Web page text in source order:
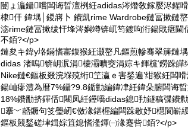
闄ょ灜鑷嚐闆诲晢澶栵紝adidas涔熸敎鎵嬮浕鍟
棣仠 鍏堣│鍐嶈卜 鐨凱rime Wardrobe鏈冨摗鏈
淧rime鏈冨摗绂忓埄涔嬩竴锛屼笉鍍呴洐鍚戝瘎
不銆?</p>
鏈夋キ鍏у垎鏋愭寚鍑猴紝灏嶅凡鏂煎幓骞翠簲鏈
didas 渚嗚锛岄泦涓櫦灞曠窔涓婃キ鍕欓’鐒跺
Nike鏈€鏂板叕浣堢殑绗笁瀛ｅ害鍫遍’绀猴紝闆
鍚屾瘮澧為暦7%鑷?9.8鍎勭編鍏冿紝鍏朵腑闆诲
18%鐨勫挤鍕佸闀凤紝鑸嘺didas鎴劧鐩稿弽鐨
搴﹀嚭鐝句笅璺屻€傚湪鍖楃編闆跺敭妤櫘閬嶄
鏂板競鍫磋垏鍓婃笡鎴愭湰鍕㈠湪蹇呰銆?</p>